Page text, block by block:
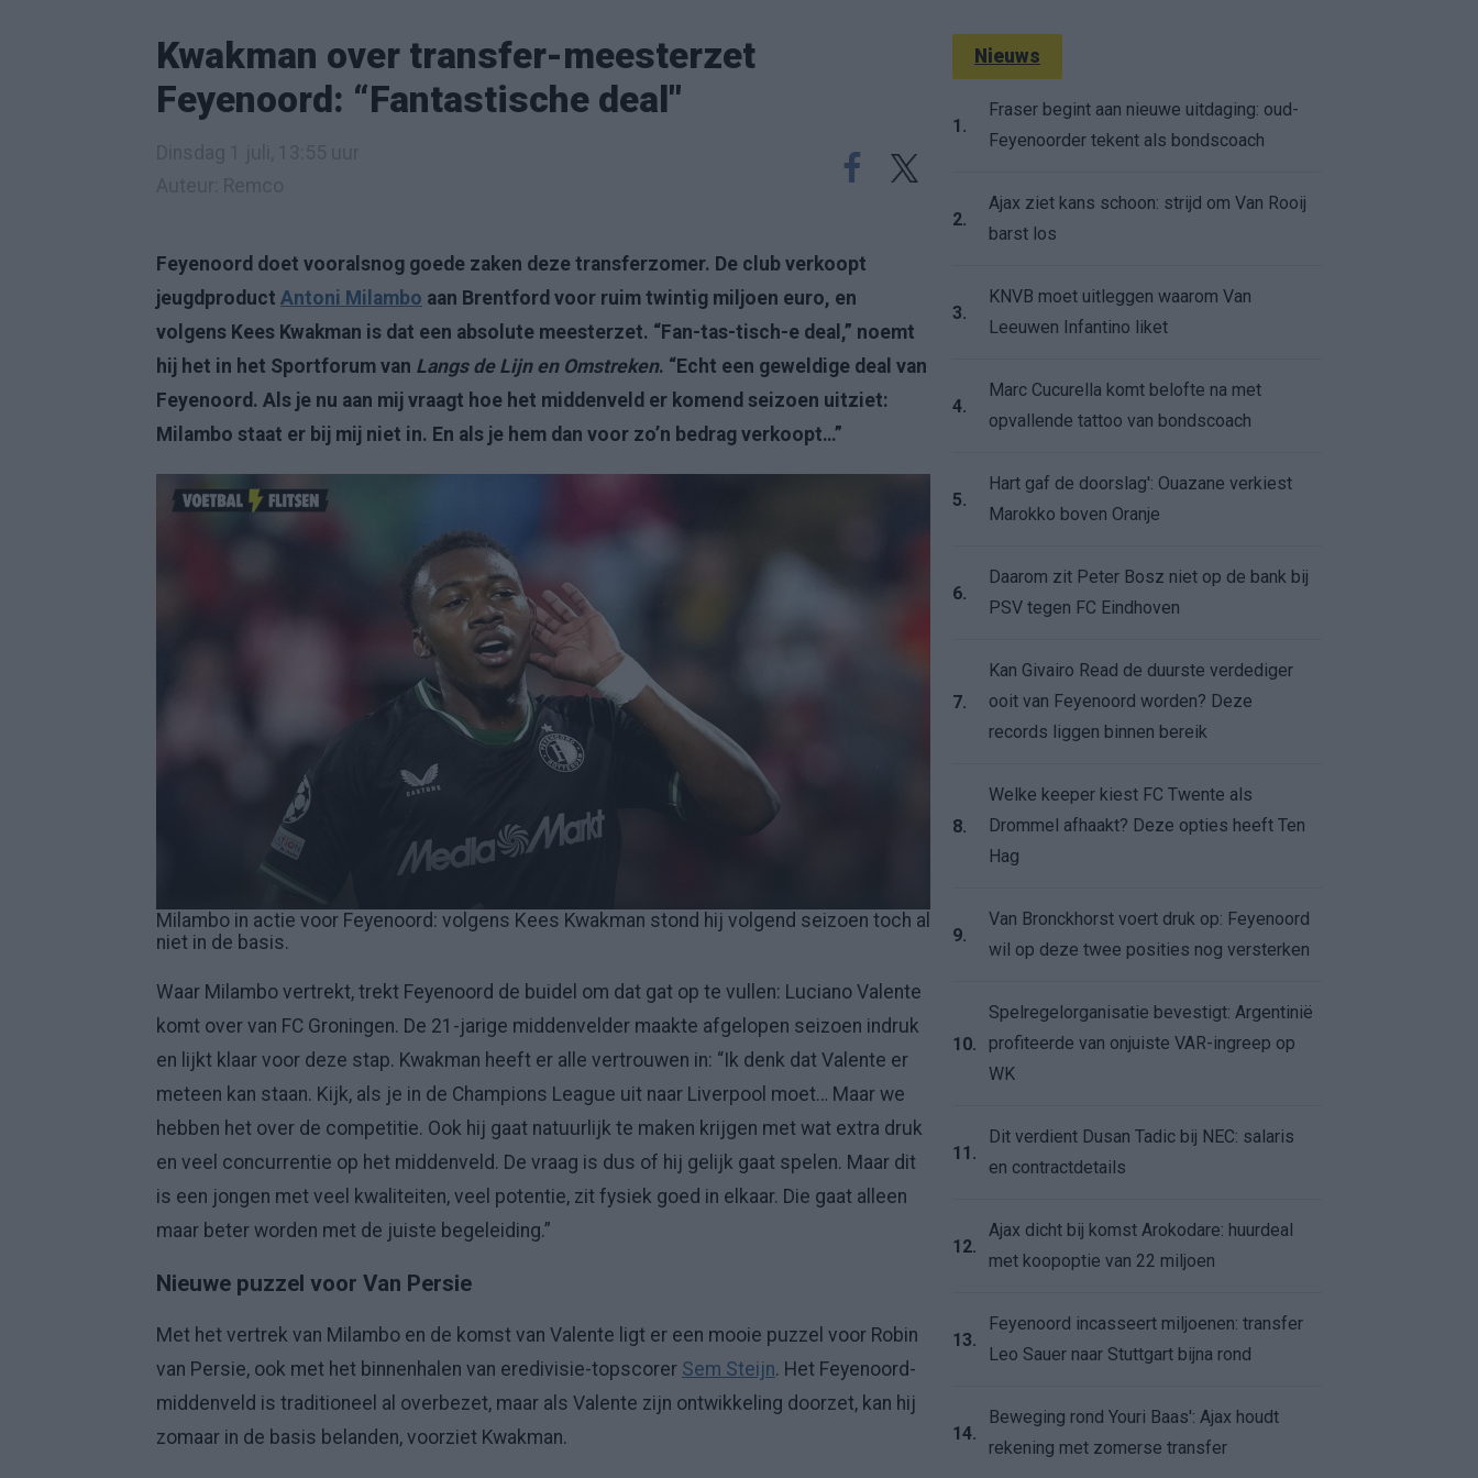
Kwakman over transfer-meesterzet
Feyenoord: “Fantastische deal"
Feyenoord doet vooralsnog goede zaken deze transferzomer. De club verkoopt
jeugdproduct Antoni Milambo aan Brentford voor ruim twintig miljoen euro, en
volgens Kees Kwakman is dat een absolute meesterzet. “Fan-tas-tisch-e deal,” noemt
hij het in het Sportforum van Langs de Lijn en Omstreken. “Echt een geweldige deal van
Feyenoord. Als je nu aan mij vraagt hoe het middenveld er komend seizoen uitziet:
Milambo staat er bij mij niet in. En als je hem dan voor zo’n bedrag verkoopt…”
Milambo in actie voor Feyenoord: volgens Kees Kwakman stond hij volgend seizoen toch al
niet in de basis.
Waar Milambo vertrekt, trekt Feyenoord de buidel om dat gat op te vullen: Luciano Valente
komt over van FC Groningen. De 21-jarige middenvelder maakte afgelopen seizoen indruk
en lijkt klaar voor deze stap. Kwakman heeft er alle vertrouwen in: “Ik denk dat Valente er
meteen kan staan. Kijk, als je in de Champions League uit naar Liverpool moet… Maar we
hebben het over de competitie. Ook hij gaat natuurlijk te maken krijgen met wat extra druk
en veel concurrentie op het middenveld. De vraag is dus of hij gelijk gaat spelen. Maar dit
is een jongen met veel kwaliteiten, veel potentie, zit fysiek goed in elkaar. Die gaat alleen
maar beter worden met de juiste begeleiding.”
Nieuwe puzzel voor Van Persie
Met het vertrek van Milambo en de komst van Valente ligt er een mooie puzzel voor Robin
van Persie, ook met het binnenhalen van eredivisie-topscorer Sem Steijn. Het Feyenoord-
middenveld is traditioneel al overbezet, maar als Valente zijn ontwikkeling doorzet, kan hij
zomaar in de basis belanden, voorziet Kwakman.
Nieuws
1.
Fraser begint aan nieuwe uitdaging: oud-
Feyenoorder tekent als bondscoach
2.
Ajax ziet kans schoon: strijd om Van Rooij
barst los
3.
KNVB moet uitleggen waarom Van
Leeuwen Infantino liket
4.
Marc Cucurella komt belofte na met
opvallende tattoo van bondscoach
5.
Hart gaf de doorslag': Ouazane verkiest
Marokko boven Oranje
6.
Daarom zit Peter Bosz niet op de bank bij
PSV tegen FC Eindhoven
7.
Kan Givairo Read de duurste verdediger
ooit van Feyenoord worden? Deze
records liggen binnen bereik
8.
Welke keeper kiest FC Twente als
Drommel afhaakt? Deze opties heeft Ten
Hag
9.
Van Bronckhorst voert druk op: Feyenoord
wil op deze twee posities nog versterken
10.
Spelregelorganisatie bevestigt: Argentinië
profiteerde van onjuiste VAR-ingreep op
WK
11.
Dit verdient Dusan Tadic bij NEC: salaris
en contractdetails
12.
Ajax dicht bij komst Arokodare: huurdeal
met koopoptie van 22 miljoen
13.
Feyenoord incasseert miljoenen: transfer
Leo Sauer naar Stuttgart bijna rond
14.
Beweging rond Youri Baas': Ajax houdt
rekening met zomerse transfer